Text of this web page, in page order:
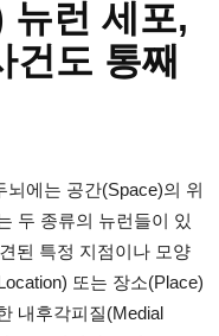
뉴런 세포,
건도 통째
에는 공간(Space)의 위
두 종류의 뉴런들이 있
된 특정 지점이나 모양
또는 장소(Place)
내후각피질(Medial